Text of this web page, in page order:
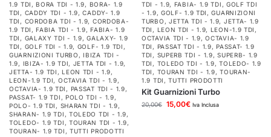
1.9 TDI ,BORA TDI - 1.9, BORA- 1.9
TDI , CADDY TDI - 1.9,CADDY- 1.9
TDI , CORDOBA TDI - 1.9, CORDOBA-
1.9 TDI ,FABIA TDI - 1.9,FABIA- 1.9
TDI , GALAXY TDI - 1.9,GALAXY- 1.9
TDI , GOLF TDI - 1.9, GOLF- 1.9 TDI ,
GUARNIZIONI TURBO ,IBIZA TDI -
1.9, IBIZA- 1.9 TDI, JETTA TDI - 1.9,
JETTA- 1.9 TDI ,LEON TDI - 1.9,
LEON-1.9 TDI, OCTAVIA TDI - 1.9,
OCTAVIA- 1.9 TDI , PASSAT TDI - 1.9,
PASSAT- 1.9 TDI , POLO TDI - 1.9,
POLO- 1.9 TDI , SHARAN TDI - 1.9,
SHARAN- 1.9 TDI , TOLEDO TDI - 1.9,
TOLEDO- 1.9 TDI , TOURAN TDI - 1.9,
TOURAN- 1.9 TDI , TUTTI PRODOTTI
TDI - 1.9, FABIA- 1.9 TDI , GOLF TDI
- 1.9, GOLF- 1.9 TDI ,GUARNIZIONI
TURBO , JETTA TDI - 1.9, JETTA- 1.9
TDI , LEON TDI - 1.9, LEON-1.9 TDI ,
OCTAVIA TDI - 1.9,OCTAVIA- 1.9
TDI , PASSAT TDI - 1.9,PASSAT- 1.9
TDI , SUPERB TDI - 1.9,SUPERB- 1.9
TDI , TOLEDO TDI - 1.9,TOLEDO- 1.9
TDI , TOURAN TDI - 1.9,TOURAN-
1.9 TDI ,TUTTI PRODOTTI
Kit Guarnizioni Turbo
20,00€ 15,00€ Iva Inclusa